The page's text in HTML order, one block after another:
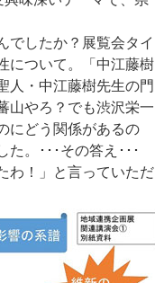
でしたか？展覧会タイ
について。「中江藤樹
人・中江藤樹先生の門
山やろ？でも渋沢栄一
にどう関係があるの
。･･･その答え･･･
わ！」と言っていただ